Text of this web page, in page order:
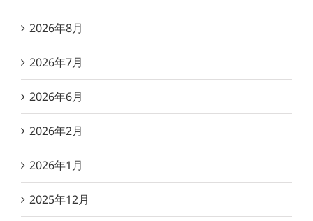
2026年8月
2026年7月
2026年6月
2026年2月
2026年1月
2025年12月